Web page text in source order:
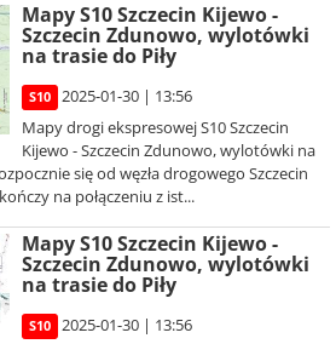
Mapy S10 Szczecin Kijewo -
Szczecin Zdunowo, wylotówki
na trasie do Piły
S10
2025-01-30 | 13:56
Mapy drogi ekspresowej S10 Szczecin
Kijewo - Szczecin Zdunowo, wylotówki na
się od węzła drogowego Szczecin
na połączeniu z ist...
Mapy S10 Szczecin Kijewo -
Szczecin Zdunowo, wylotówki
na trasie do Piły
S10
2025-01-30 | 13:56